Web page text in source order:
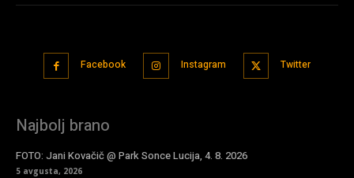
Facebook Instagram Twitter
Najbolj brano
FOTO: Jani Kovačič @ Park Sonce Lucija, 4. 8. 2026
5 avgusta, 2026